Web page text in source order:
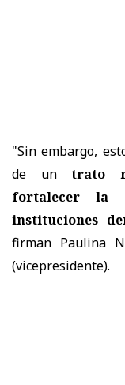
"Sin embargo,
de un trato
fortalecer la
instituciones
firman Paulina
(vicepresidente).